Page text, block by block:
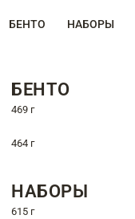
БЕНТО НАБОРЫ
БЕНТО
469 г
464 г
НАБОРЫ
615 г